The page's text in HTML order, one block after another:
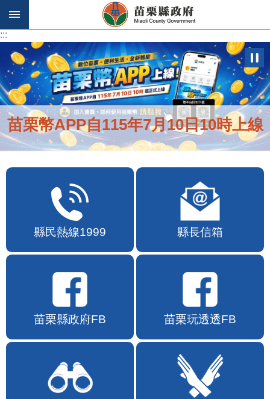
跳到主要內容區塊
:::
苗栗幣APP自115年7月10日10時上線
縣民熱線1999 縣長信箱
苗栗縣政府FB 苗栗玩透透FB